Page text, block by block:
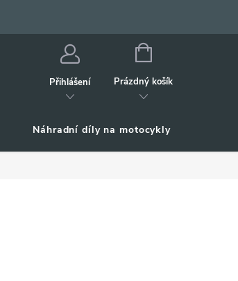
Přihlášení
NÁKUPNÍ
Prázdný košík
Náhradní díly na motocykly